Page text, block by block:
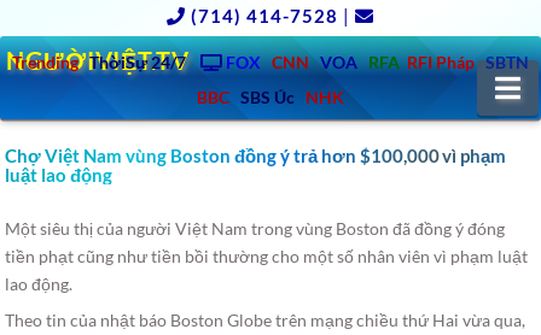
(714) 414-7528 |
Trending ThờiSự 24/7 FOX CNN VOA RFA RFI Pháp SBTN
BBC SBS Úc NHK
NGƯỜIVIỆT.TV
Chợ Việt Nam vùng Boston đồng ý trả hơn $100,000 vì phạm
luật lao động
Một siêu thị của người Việt Nam trong vùng Boston đã đồng ý đóng
tiền phạt cũng như tiền bồi thường cho một số nhân viên vì phạm luật
lao động.
Theo tin của nhật báo Boston Globe trên mạng chiều thứ Hai vừa qua,